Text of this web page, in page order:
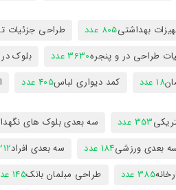
بهداشتی805 عدد طراحی جزئیات
طراحی در و پنجره3630 عدد بلوک
18 عدد کمد دیواری لباس405 عدد
353 عدد سه بعدی بلوک های
بعدی ورزشی184 عدد سه بعدی افراد212
385 عدد طراحی مبلمان بانک145 عدد